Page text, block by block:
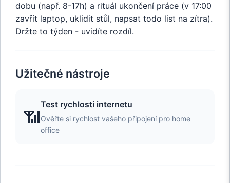
dobu (např. 8-17h) a rituál ukončení práce (v 17:00
zavřít laptop, uklidit stůl, napsat todo list na zítra).
Držte to týden - uvidíte rozdíl.
Užitečné nástroje
📶
Test rychlosti internetu
Ověřte si rychlost vašeho připojení pro home
office